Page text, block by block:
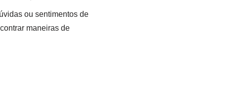
ou sentimentos de
maneiras de